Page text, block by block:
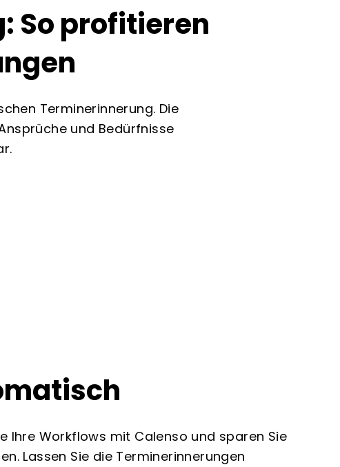
So profitieren
Terminerinnerung. Die
und Bedürfnisse
Ihre Workflows mit Calenso und sparen Sie
Lassen Sie die Terminerinnerungen